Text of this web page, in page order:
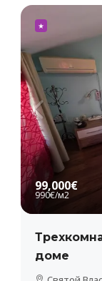
★
99,000€
990€/м2
доме